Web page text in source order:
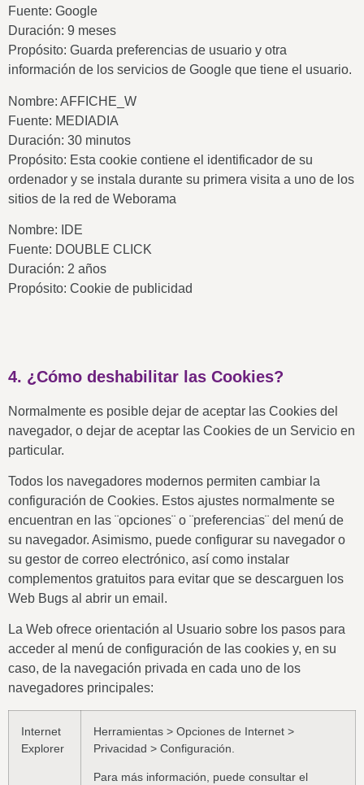
Fuente: Google
Duración: 9 meses
Propósito: Guarda preferencias de usuario y otra
información de los servicios de Google que tiene el usuario.
Nombre: AFFICHE_W
Fuente: MEDIADIA
Duración: 30 minutos
Propósito: Esta cookie contiene el identificador de su
ordenador y se instala durante su primera visita a uno de los
sitios de la red de Weborama
Nombre: IDE
Fuente: DOUBLE CLICK
Duración: 2 años
Propósito: Cookie de publicidad
4. ¿Cómo deshabilitar las Cookies?
Normalmente es posible dejar de aceptar las Cookies del
navegador, o dejar de aceptar las Cookies de un Servicio en
particular.
Todos los navegadores modernos permiten cambiar la
configuración de Cookies. Estos ajustes normalmente se
encuentran en las ¨opciones¨ o ¨preferencias¨ del menú de
su navegador. Asimismo, puede configurar su navegador o
su gestor de correo electrónico, así como instalar
complementos gratuitos para evitar que se descarguen los
Web Bugs al abrir un email.
La Web ofrece orientación al Usuario sobre los pasos para
acceder al menú de configuración de las cookies y, en su
caso, de la navegación privada en cada uno de los
navegadores principales:
Internet
Explorer
Herramientas > Opciones de Internet >
Privacidad > Configuración.
Para más información, puede consultar el